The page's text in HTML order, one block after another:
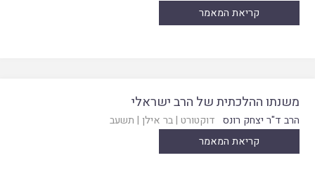
קריאת המאמר
משנתו ההלכתית של הרב ישראלי
הרב ד"ר יצחק רונס דוקטורט |בר אילן | תשעב
קריאת המאמר